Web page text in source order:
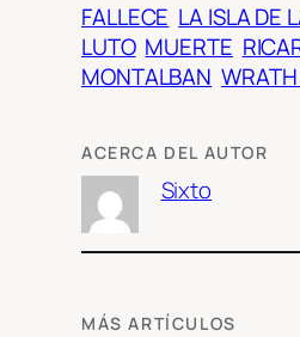
FALLECE LA ISLA DE
LUTO MUERTE
MONTALBAN
ACERCA DEL AUTOR
Sixto
MÁS ARTÍCULOS